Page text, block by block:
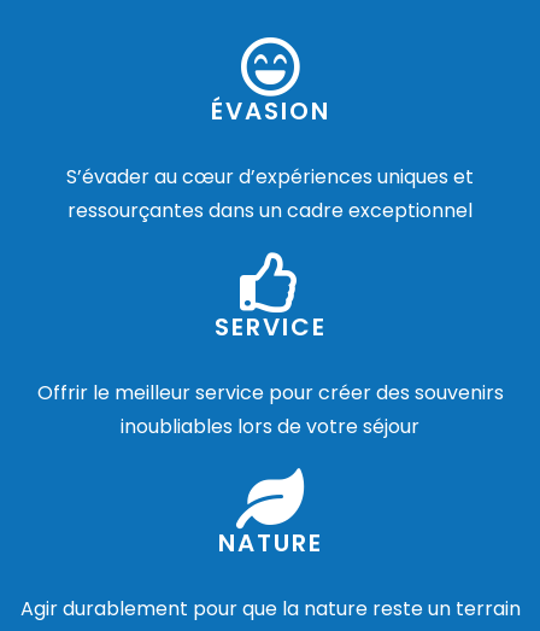
ÉVASION
S’évader au cœur d’expériences uniques et
ressourçantes dans un cadre exceptionnel
SERVICE
Offrir le meilleur service pour créer des souvenirs
inoubliables lors de votre séjour
NATURE
Agir durablement pour que la nature reste un terrain